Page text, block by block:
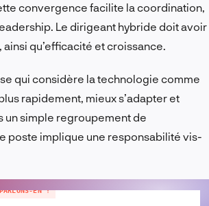
convergence facilite la coordination,
Le dirigeant hybride doit avoir
qu’efficacité et croissance.
qui considère la technologie comme
rapidement, mieux s’adapter et
un simple regroupement de
poste implique une responsabilité vis-
EN !